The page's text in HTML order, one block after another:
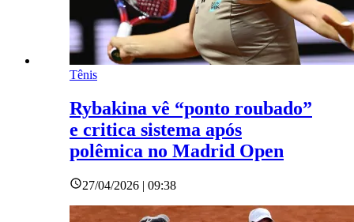
Tênis
Rybakina vê “ponto roubado”
e critica sistema após
polêmica no Madrid Open
27/04/2026 | 09:38